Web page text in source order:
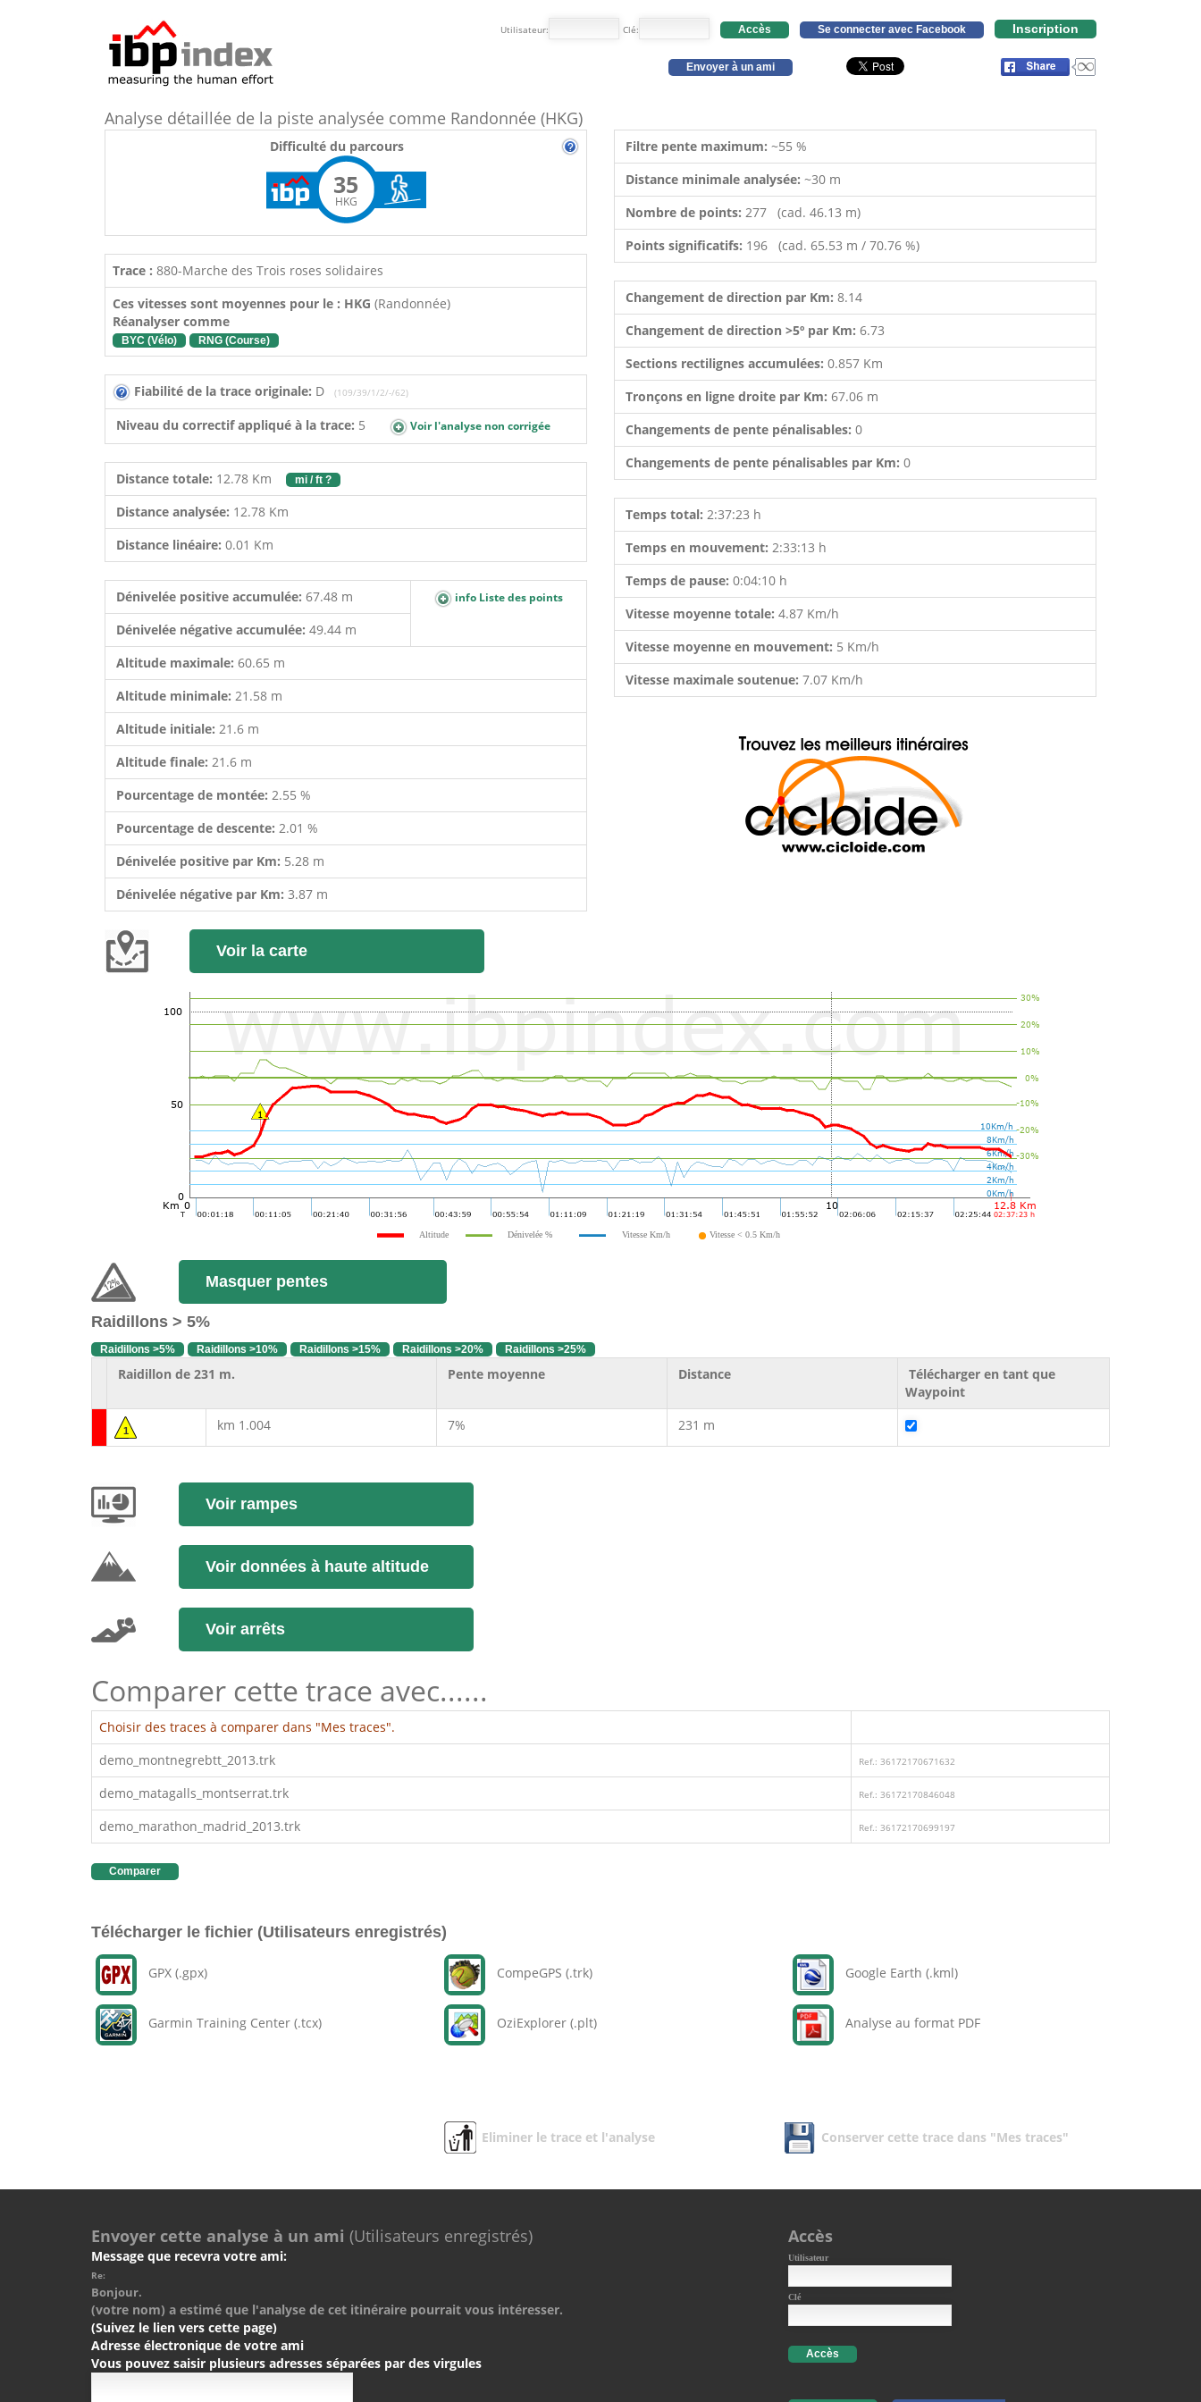
Utilisateur: Clé: Accès Se connecter avec Facebook Inscription
Envoyer à un ami
Analyse détaillée de la piste analysée comme Randonnée (HKG)
Difficulté du parcours
35
HKG
Trace : 880-Marche des Trois roses solidaires
Ces vitesses sont moyennes pour le : HKG (Randonnée)
Réanalyser comme
BYC (Vélo) RNG (Course)
Fiabilité de la trace originale: D (109/39/1/2/-/62)
Niveau du correctif appliqué à la trace: 5 Voir l'analyse non corrigée
Distance totale: 12.78 Km mi / ft ?
Distance analysée: 12.78 Km
Distance linéaire: 0.01 Km
Dénivelée positive accumulée: 67.48 m info Liste des points
Dénivelée négative accumulée: 49.44 m
Altitude maximale: 60.65 m
Altitude minimale: 21.58 m
Altitude initiale: 21.6 m
Altitude finale: 21.6 m
Pourcentage de montée: 2.55 %
Pourcentage de descente: 2.01 %
Dénivelée positive par Km: 5.28 m
Dénivelée négative par Km: 3.87 m
Filtre pente maximum: ~55 %
Distance minimale analysée: ~30 m
Nombre de points: 277 (cad. 46.13 m)
Points significatifs: 196 (cad. 65.53 m / 70.76 %)
Changement de direction par Km: 8.14
Changement de direction >5º par Km: 6.73
Sections rectilignes accumulées: 0.857 Km
Tronçons en ligne droite par Km: 67.06 m
Changements de pente pénalisables: 0
Changements de pente pénalisables par Km: 0
Temps total: 2:37:23 h
Temps en mouvement: 2:33:13 h
Temps de pause: 0:04:10 h
Vitesse moyenne totale: 4.87 Km/h
Vitesse moyenne en mouvement: 5 Km/h
Vitesse maximale soutenue: 7.07 Km/h
Voir la carte
Altitude Dénivelée % Vitesse Km/h Vitesse < 0.5 Km/h
Masquer pentes
Raidillons > 5%
Raidillons >5% Raidillons >10% Raidillons >15% Raidillons >20% Raidillons >25%
Raidillon de 231 m. Pente moyenne Distance
Télécharger en tant que
Waypoint
1 km 1.004 7% 231 m
Voir rampes
Voir données à haute altitude
Voir arrêts
Comparer cette trace avec......
Choisir des traces à comparer dans "Mes traces".
demo_montnegrebtt_2013.trk
Ref.: 36172170671632
demo_matagalls_montserrat.trk Ref.: 36172170846048
demo_marathon_madrid_2013.trk Ref.: 36172170699197
Comparer
Télécharger le fichier (Utilisateurs enregistrés)
GPX (.gpx)
Garmin Training Center (.tcx)
CompeGPS (.trk)
OziExplorer (.plt)
Google Earth (.kml)
Analyse au format PDF
Eliminer le trace et l'analyse Conserver cette trace dans "Mes traces"
Envoyer cette analyse à un ami (Utilisateurs enregistrés)
Message que recevra votre ami:
Re:
Bonjour.
(votre nom) a estimé que l'analyse de cet itinéraire pourrait vous intéresser.
(Suivez le lien vers cette page)
Adresse électronique de votre ami
Vous pouvez saisir plusieurs adresses séparées par des virgules
Accès
Utilisateur
Clé
Accès